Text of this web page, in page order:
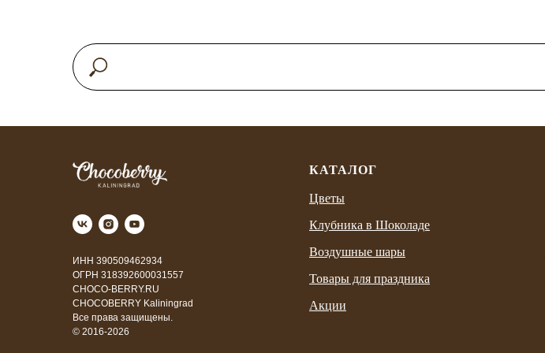
ИНН 390509462934
ОГРН 318392600031557
CHOCO-BERRY.RU
CHOCOBERRY Kaliningrad
Все права защищены.
© 2016-2026
КАТАЛОГ
Цветы
Клубника в Шоколаде
Воздушные шары
Товары для праздника
Акции